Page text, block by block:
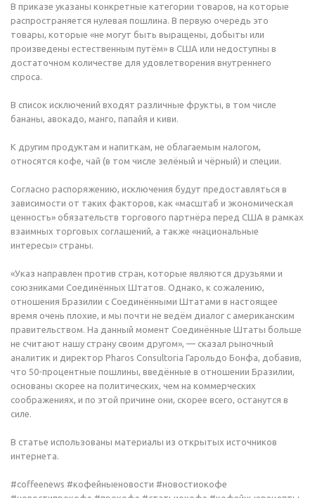
В приказе указаны конкретные категории товаров, на которые
распространяется нулевая пошлина. В первую очередь это
товары, которые «не могут быть выращены, добыты или
произведены естественным путём» в США или недоступны в
достаточном количестве для удовлетворения внутреннего
спроса.
В список исключений входят различные фрукты, в том числе
бананы, авокадо, манго, папайя и киви.
К другим продуктам и напиткам, не облагаемым налогом,
относятся кофе, чай (в том числе зелёный и чёрный) и специи.
Согласно распоряжению, исключения будут предоставляться в
зависимости от таких факторов, как «масштаб и экономическая
ценность» обязательств торгового партнёра перед США в рамках
взаимных торговых соглашений, а также «национальные
интересы» страны.
«Указ направлен против стран, которые являются друзьями и
союзниками Соединённых Штатов. Однако, к сожалению,
отношения Бразилии с Соединёнными Штатами в настоящее
время очень плохие, и мы почти не ведём диалог с американским
правительством. На данный момент Соединённые Штаты больше
не считают нашу страну своим другом», — сказал рыночный
аналитик и директор Pharos Consultoria Гарольдо Бонфа, добавив,
что 50-процентные пошлины, введённые в отношении Бразилии,
основаны скорее на политических, чем на коммерческих
соображениях, и по этой причине они, скорее всего, останутся в
силе.
В статье использованы материалы из открытых источников
интернета.
#coffeenews #кофейныеновости #новостиокофе